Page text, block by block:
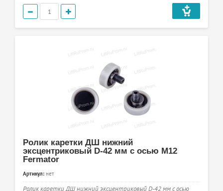
Ролик каретки ДШ нижний
эксцентриковый D-42 мм с осью М12
Fermator
Артикул: нет
Ролик каретки ДШ нижний эксцентриковый D-42 мм с осью